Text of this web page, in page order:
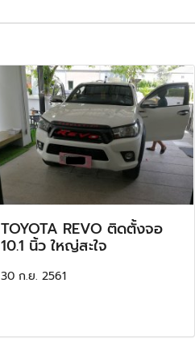
TOYOTA REVO ติดตั้งจอ
10.1 นิ้ว ใหญ่สะใจ
30 ก.ย. 2561